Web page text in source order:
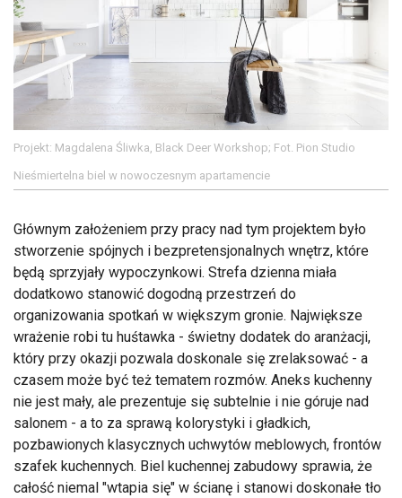
Projekt: Magdalena Śliwka, Black Deer Workshop; Fot. Pion Studio
Nieśmiertelna biel w nowoczesnym apartamencie
Głównym założeniem przy pracy nad tym projektem było
stworzenie spójnych i bezpretensjonalnych wnętrz, które
będą sprzyjały wypoczynkowi. Strefa dzienna miała
dodatkowo stanowić dogodną przestrzeń do
organizowania spotkań w większym gronie. Największe
wrażenie robi tu huśtawka - świetny dodatek do aranżacji,
który przy okazji pozwala doskonale się zrelaksować - a
czasem może być też tematem rozmów. Aneks kuchenny
nie jest mały, ale prezentuje się subtelnie i nie góruje nad
salonem - a to za sprawą kolorystyki i gładkich,
pozbawionych klasycznych uchwytów meblowych, frontów
szafek kuchennych. Biel kuchennej zabudowy sprawia, że
całość niemal "wtapia się" w ścianę i stanowi doskonałe tło